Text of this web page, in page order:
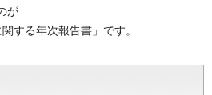
が
する年次報告書」です。